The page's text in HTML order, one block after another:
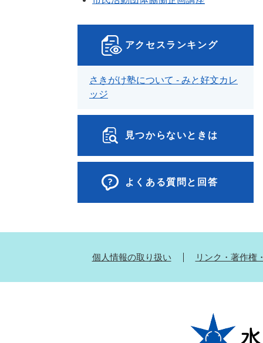
アクセスランキング
さきがけ塾について - みと好文カレ
ッジ
見つからないときは
よくある質問と回答
個人情報の取り扱い リンク・著作権